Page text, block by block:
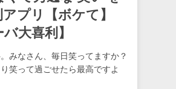
プリ【ボケて】
バ大喜利】
みなさん、毎日笑ってますか？
笑って過ごせたら最高ですよ